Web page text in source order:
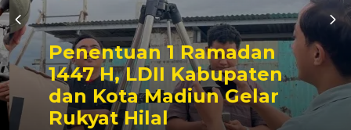
Penentuan 1 Ramadan
1447 H, LDII Kabupaten
dan Kota Madiun Gelar
Rukyat Hilal